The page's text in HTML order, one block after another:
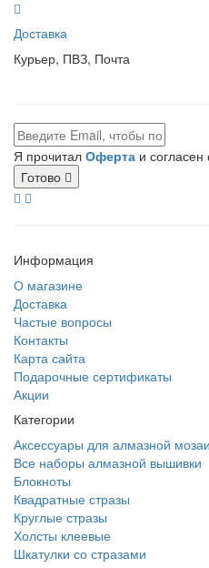
Доставка
Курьер, ПВЗ, Почта
Я прочитал Оферта и
Готово
Информация
О магазине
Доставка
Частые вопросы
Контакты
Карта сайта
Подарочные сертификаты
Акции
Категории
Аксессуары для алмазной
Все наборы алмазной вышивки
Блокноты
Квадратные стразы
Круглые стразы
Холсты клеевые
Шкатулки со стразами